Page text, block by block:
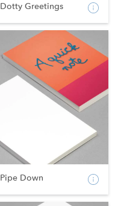
Dotty Greetings
Pipe Down